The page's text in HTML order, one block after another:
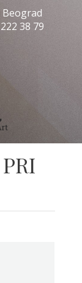
Beograd
38 79
PRI